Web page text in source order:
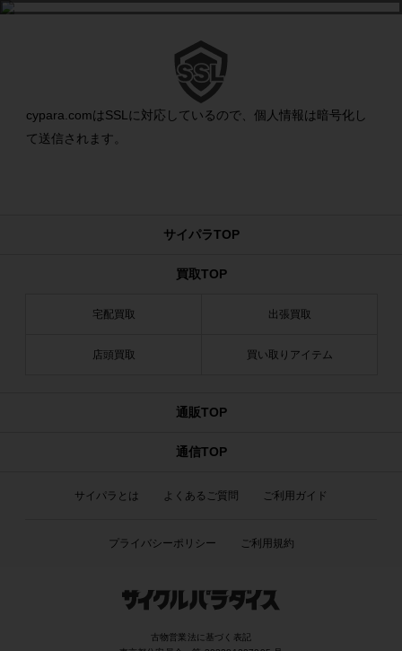
cypara.comはSSLに対応しているので、個人情報は暗号化し
て送信されます。
サイパラTOP
買取TOP
宅配買取 出張買取
店頭買取 買い取りアイテム
通販TOP
通信TOP
サイパラとは よくあるご質問 ご利用ガイド
プライバシーポリシー ご利用規約
古物営業法に基づく表記